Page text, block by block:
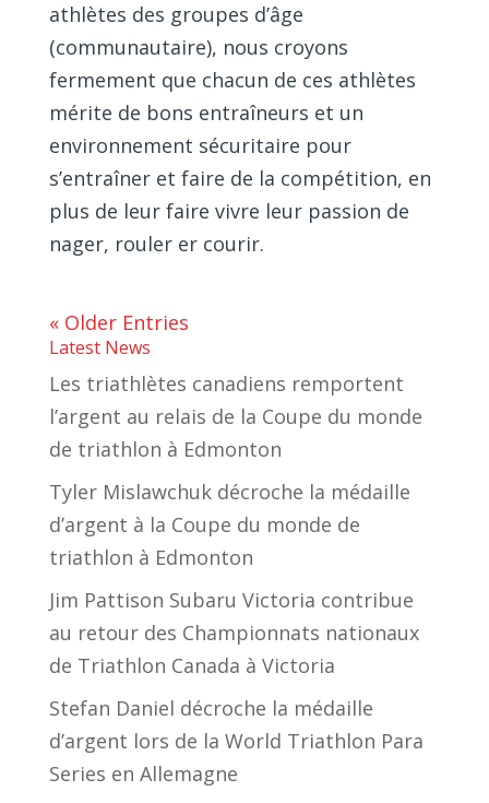
athlètes des groupes d’âge
(communautaire), nous croyons
fermement que chacun de ces athlètes
mérite de bons entraîneurs et un
environnement sécuritaire pour
s’entraîner et faire de la compétition, en
plus de leur faire vivre leur passion de
nager, rouler er courir.
« Older Entries
Latest News
Les triathlètes canadiens remportent
l’argent au relais de la Coupe du monde
de triathlon à Edmonton
Tyler Mislawchuk décroche la médaille
d’argent à la Coupe du monde de
triathlon à Edmonton
Jim Pattison Subaru Victoria contribue
au retour des Championnats nationaux
de Triathlon Canada à Victoria
Stefan Daniel décroche la médaille
d’argent lors de la World Triathlon Para
Series en Allemagne